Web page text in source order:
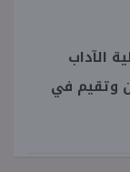
الآداب
وتقيم في